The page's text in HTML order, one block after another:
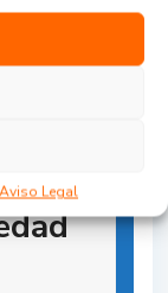
Aviso Legal